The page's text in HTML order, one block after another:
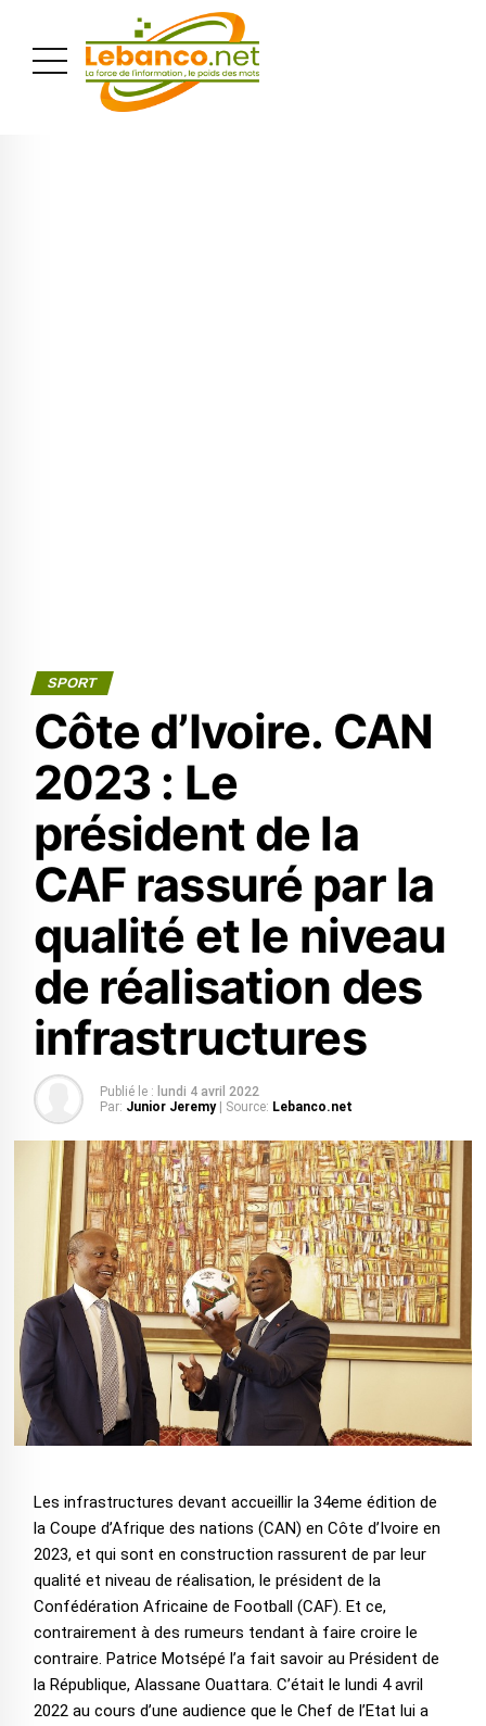
SPORT
Côte d’Ivoire. CAN
2023 : Le
président de la
CAF rassuré par la
qualité et le niveau
de réalisation des
infrastructures
Publié le : lundi 4 avril 2022
Par: Junior Jeremy | Source: Lebanco.net
Les infrastructures devant accueillir la 34eme édition de
la Coupe d’Afrique des nations (CAN) en Côte d’Ivoire en
2023, et qui sont en construction rassurent de par leur
qualité et niveau de réalisation, le président de la
Confédération Africaine de Football (CAF). Et ce,
contrairement à des rumeurs tendant à faire croire le
contraire. Patrice Motsépé l’a fait savoir au Président de
la République, Alassane Ouattara. C’était le lundi 4 avril
2022 au cours d’une audience que le Chef de l’Etat lui a